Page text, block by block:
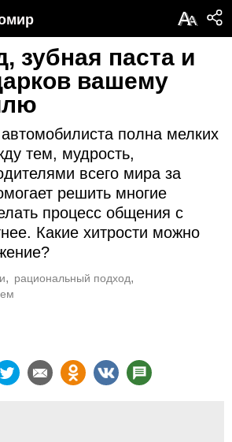
АА
зубная паста и
вашему
полна мелких
тем, мудрость,
всего мира за
решить многие
процесс общения с
Какие хитрости можно
рациональный подход